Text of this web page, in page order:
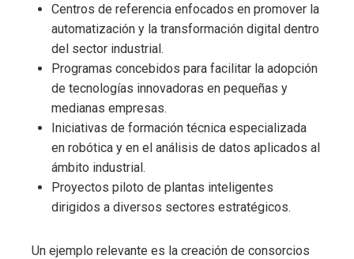
Centros de referencia enfocados en promover la
automatización y la transformación digital dentro
del sector industrial.
Programas concebidos para facilitar la adopción
de tecnologías innovadoras en pequeñas y
medianas empresas.
Iniciativas de formación técnica especializada
en robótica y en el análisis de datos aplicados al
ámbito industrial.
Proyectos piloto de plantas inteligentes
dirigidos a diversos sectores estratégicos.
Un ejemplo relevante es la creación de consorcios